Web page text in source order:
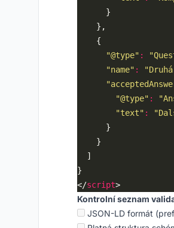
"@type" :
"name" :
"@type" :
"text" :
</script
Kontrolní seznam
JSON-LD formát